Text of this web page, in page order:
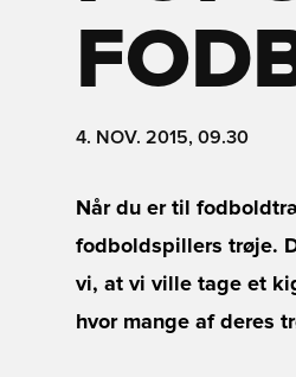
4. NOV. 2015, 09.30
Når du er til
fodboldspillers trøje.
vi, at vi ville tage et
hvor mange af deres